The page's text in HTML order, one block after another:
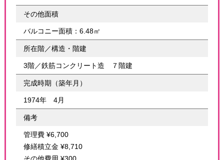
その他面積
バルコニー面積：6.48㎡
所在階／構造・階建
3階／鉄筋コンクリート造 ７階建
完成時期（築年月）
1974年 4月
備考
管理費 ¥6,700
修繕積立金 ¥8,710